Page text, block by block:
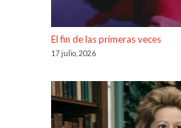
El fin de las primeras veces
17 julio, 2026